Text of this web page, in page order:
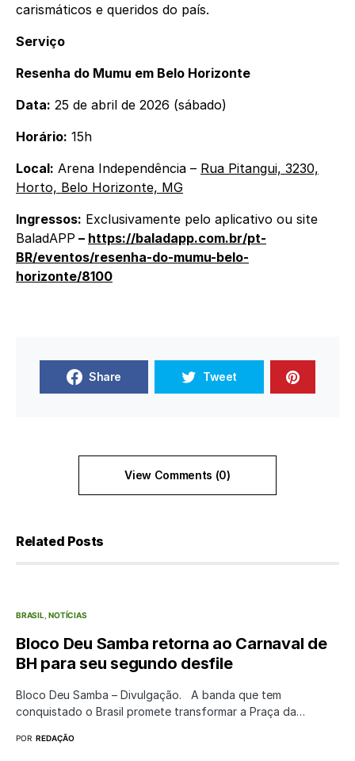
carismáticos e queridos do país.
Serviço
Resenha do Mumu em Belo Horizonte
Data: 25 de abril de 2026 (sábado)
Horário: 15h
Local: Arena Independência – Rua Pitangui, 3230,
Horto, Belo Horizonte, MG
Ingressos: Exclusivamente pelo aplicativo ou site
BaladAPP – https://baladapp.com.br/pt-
BR/eventos/resenha-do-mumu-belo-
horizonte/8100
Share Tweet
View Comments (0)
Related Posts
BRASIL NOTÍCIAS
Bloco Deu Samba retorna ao Carnaval de
BH para seu segundo desfile
Bloco Deu Samba – Divulgação. A banda que tem
conquistado o Brasil promete transformar a Praça da…
POR REDAÇÃO